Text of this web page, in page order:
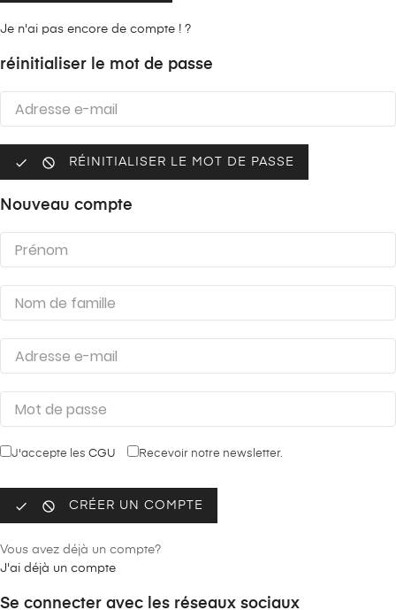
Je n'ai pas encore de compte ! ?
réinitialiser le mot de passe
  RÉINITIALISER LE MOT DE PASSE
Nouveau compte
J'accepte les CGU Recevoir notre newsletter.
  CRÉER UN COMPTE
Vous avez déjà un compte?
J'ai déjà un compte
Se connecter avec les réseaux sociaux